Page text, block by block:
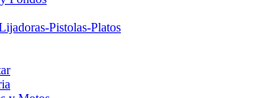
Pistolas-Platos